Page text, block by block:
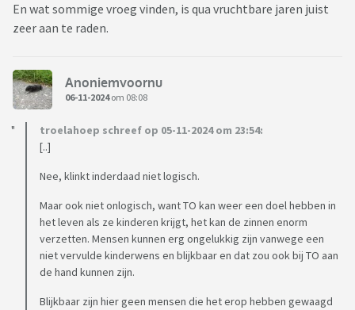
En wat sommige vroeg vinden, is qua vruchtbare jaren juist
zeer aan te raden.
Anoniemvoornu
06-11-2024om 08:08
troelahoep schreef op 05-11-2024 om 23:54:
[..]
Nee, klinkt inderdaad niet logisch.
Maar ook niet onlogisch, want TO kan weer een doel hebben in
het leven als ze kinderen krijgt, het kan de zinnen enorm
verzetten. Mensen kunnen erg ongelukkig zijn vanwege een
niet vervulde kinderwens en blijkbaar en dat zou ook bij TO aan
de hand kunnen zijn.
Blijkbaar zijn hier geen mensen die het erop hebben gewaagd